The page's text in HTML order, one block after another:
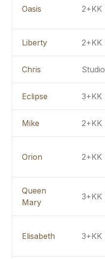
Oasis 2+KK
Liberty 2+KK
Chris Studio
Eclipse 3+KK
Mike 2+KK
Orion 2+KK
Queen
Mary
3+KK
Elisabeth 3+KK